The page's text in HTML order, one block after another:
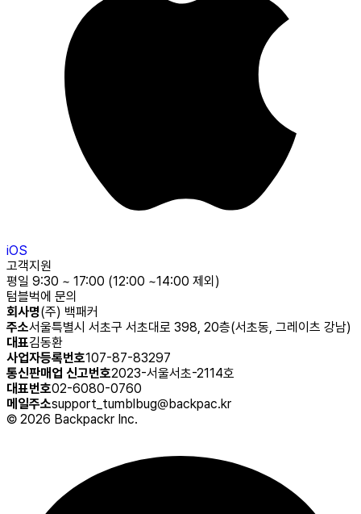
iOS
고객지원
평일 9:30 ~ 17:00 (12:00 ~14:00 제외)
텀블벅에 문의
회사명(주) 백패커
주소서울특별시 서초구 서초대로 398, 20층(서초동, 그레이츠 강남)
대표김동환
사업자등록번호107-87-83297
통신판매업 신고번호2023-서울서초-2114호
대표번호02-6080-0760
메일주소support_tumblbug@backpac.kr
© 2026 Backpackr Inc.